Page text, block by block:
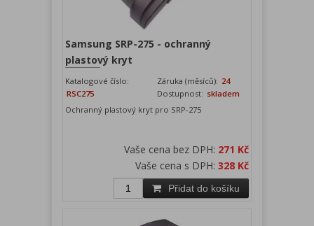
Samsung SRP-275 - ochranný
plastový kryt
Katalogové číslo:
RSC275
Záruka (měsíců): 24
Dostupnost: skladem
Ochranný plastový kryt pro SRP-275
Vaše cena bez DPH: 271 Kč
Vaše cena s DPH: 328 Kč
Přidat do košíku